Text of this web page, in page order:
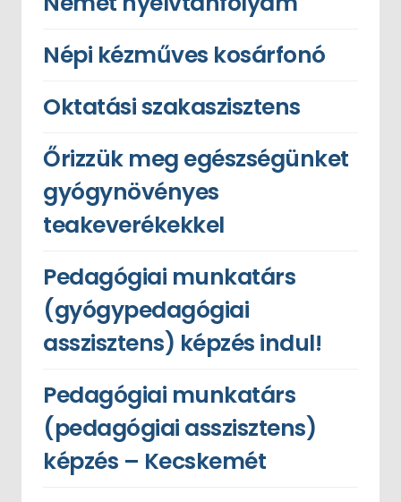
Népi kézműves kosárfonó
Oktatási szakaszisztens
Őrizzük meg egészségünket
gyógynövényes
teakeverékekkel
Pedagógiai munkatárs
(gyógypedagógiai
asszisztens) képzés indul!
Pedagógiai munkatárs
(pedagógiai asszisztens)
képzés – Kecskemét